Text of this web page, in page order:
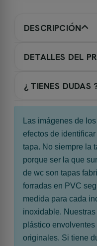
DESCRIPCIÓN
DETALLES DEL
¿ TIENES DUDAS
Las imágenes de
efectos de
tapa. No siempre la
porque ser la que
de wc son tapas
forradas en PVC
medida para cada
inoxidable.
plástico
originales. Si tiene